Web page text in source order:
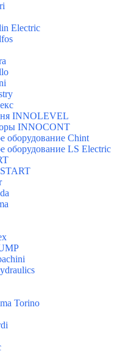
Electric
INNOLEVEL
INNOCONT
оборудование Chint
оборудование LS Electric
Torino